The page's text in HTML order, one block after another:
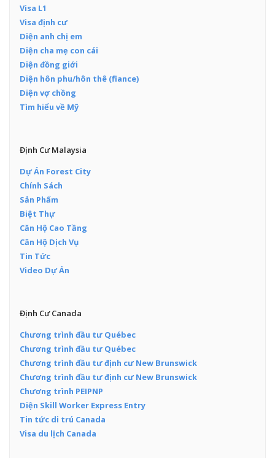
Visa L1
Visa định cư
Diện anh chị em
Diện cha mẹ con cái
Diện đồng giới
Diện hôn phu/hôn thê (fiance)
Diện vợ chồng
Tìm hiểu về Mỹ
Định Cư Malaysia
Dự Án Forest City
Chính Sách
Sản Phẩm
Biệt Thự
Căn Hộ Cao Tầng
Căn Hộ Dịch Vụ
Tin Tức
Video Dự Án
Định Cư Canada
Chương trình đầu tư Québec
Chương trình đầu tư Québec
Chương trình đầu tư định cư New Brunswick
Chương trình đầu tư định cư New Brunswick
Chương trình PEIPNP
Diện Skill Worker Express Entry
Tin tức di trú Canada
Visa du lịch Canada